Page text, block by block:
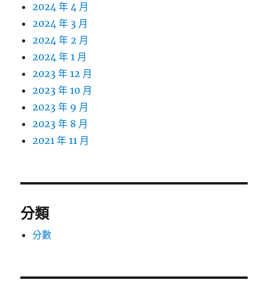
2024 年 4 月
2024 年 3 月
2024 年 2 月
2024 年 1 月
2023 年 12 月
2023 年 10 月
2023 年 9 月
2023 年 8 月
2021 年 11 月
分類
分數